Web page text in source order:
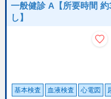
一般健診 A【所要時間
し】
基本検査 血液検査 心電図